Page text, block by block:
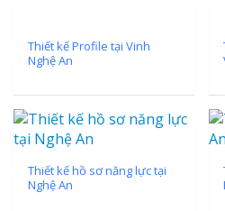
Thiết kế Profile tại Vinh
Nghệ An
Thiết kế hồ sơ năng lực tại
Nghệ An